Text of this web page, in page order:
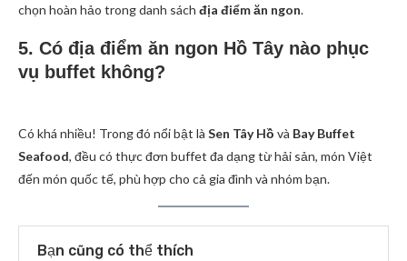
chọn hoàn hảo trong danh sách địa điểm ăn ngon.
5. Có địa điểm ăn ngon Hồ Tây nào phục
vụ buffet không?
Có khá nhiều! Trong đó nổi bật là Sen Tây Hồ và Bay Buffet
Seafood, đều có thực đơn buffet đa dạng từ hải sản, món Việt
đến món quốc tế, phù hợp cho cả gia đình và nhóm bạn.
Bạn cũng có thể thích